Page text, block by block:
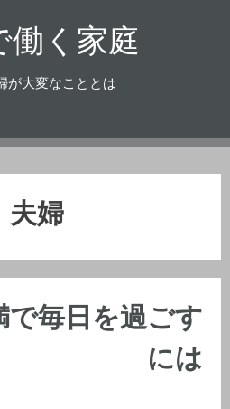
働く家庭
が大変なこととは
夫婦
で毎日を過ごす
には